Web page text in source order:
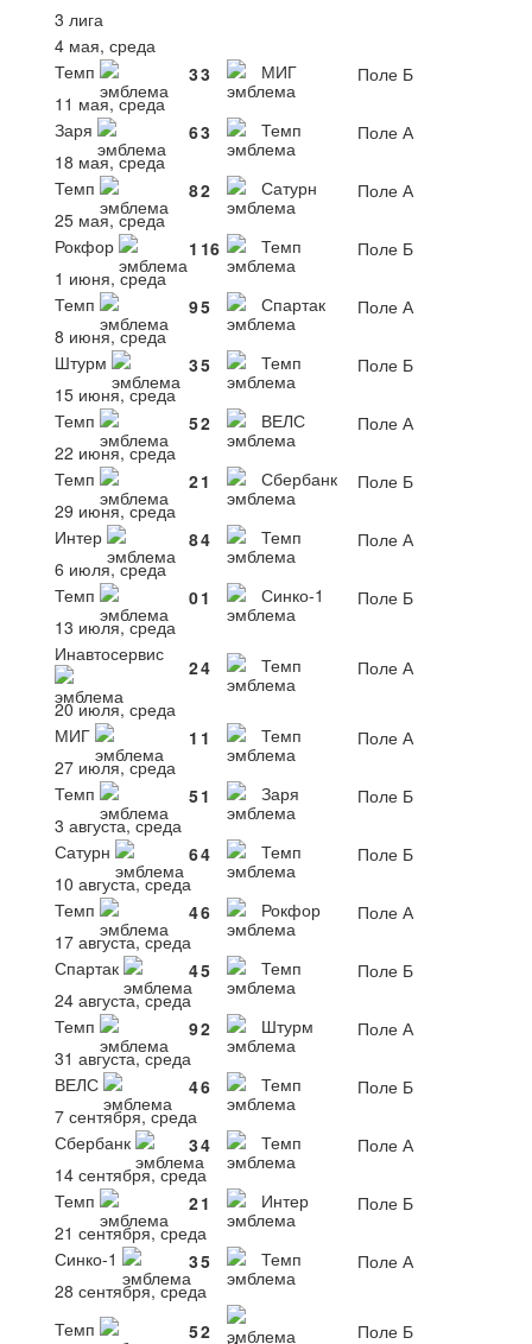
3 лига
4 мая, среда
Темп
33 МИГ
Поле Б
11 мая, среда
Заря
63 Темп
Поле А
18 мая, среда
Темп
82 Сатурн
Поле А
25 мая, среда
Рокфор
1 16 Темп
Поле Б
1 июня, среда
Темп
95 Спартак
Поле А
8 июня, среда
Штурм
35 Темп
Поле Б
15 июня, среда
Темп
52 ВЕЛС
Поле А
22 июня, среда
Темп
21 Сбербанк
Поле Б
29 июня, среда
Интер
84 Темп
Поле А
6 июля, среда
Темп
01 Синко-1
Поле Б
13 июля, среда
Инавтосервис
24 Темп
Поле А
20 июля, среда
МИГ
1 1 Темп
Поле А
27 июля, среда
Темп
51 Заря
Поле Б
3 августа, среда
Сатурн
64 Темп
Поле Б
10 августа, среда
Темп
46 Рокфор
Поле А
17 августа, среда
Спартак
45 Темп
Поле Б
24 августа, среда
Темп
92 Штурм
Поле А
31 августа, среда
ВЕЛС
46 Темп
Поле Б
7 сентября, среда
Сбербанк
34 Темп
Поле А
14 сентября, среда
Темп
21 Интер
Поле Б
21 сентября, среда
Синко-1
35 Темп
Поле А
28 сентября, среда
Темп
52 Поле Б